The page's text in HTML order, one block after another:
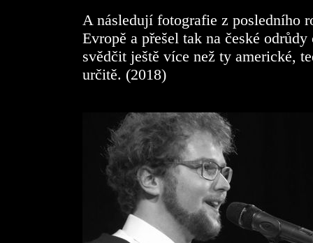
A následují fotografie z posledního
Evropě a přešel tak na české
svědčit ještě více než ty americké,
určitě. (2018)